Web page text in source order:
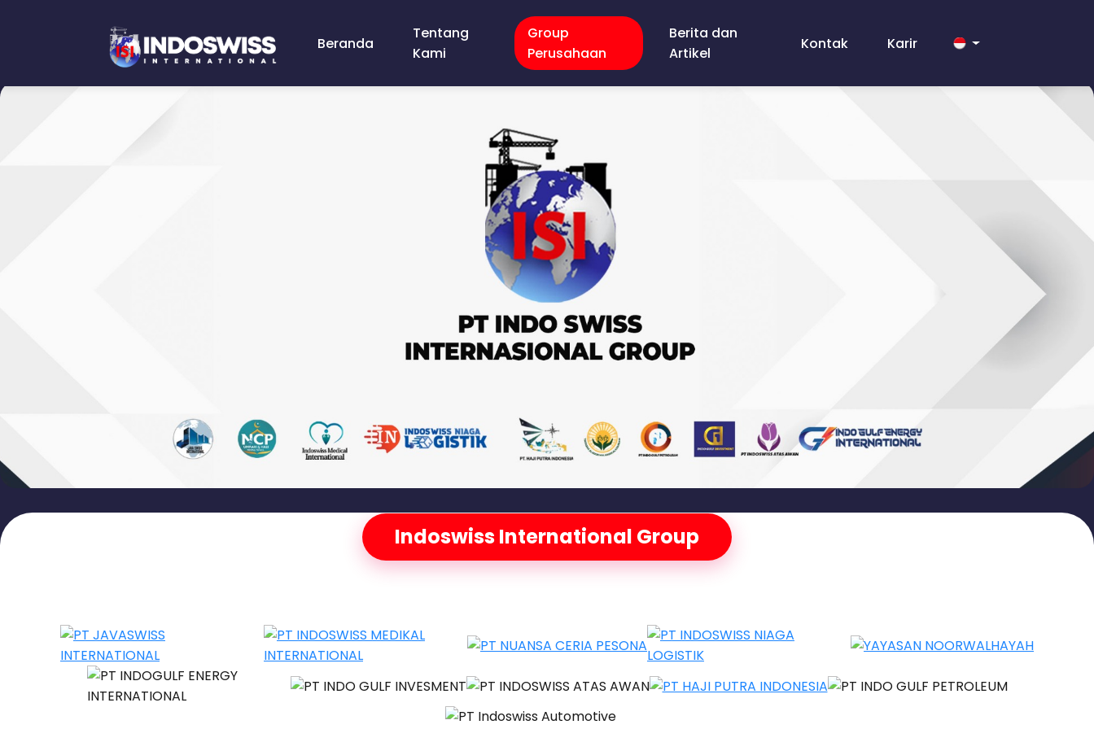
Beranda
Tentang
Kami
Group
Perusahaan
Berita dan
Artikel
Kontak Karir
Indoswiss International Group